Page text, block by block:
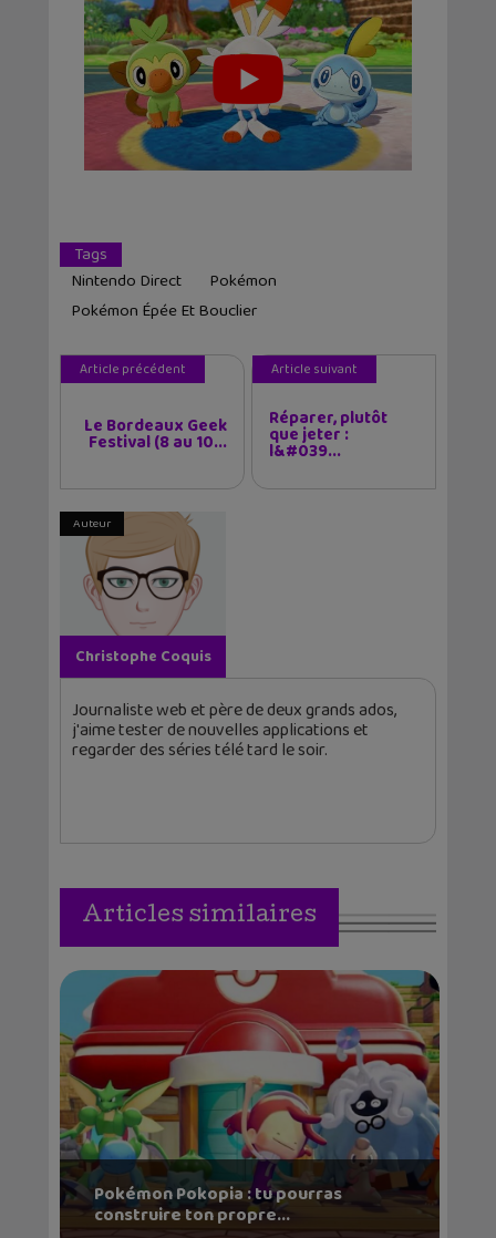
Tags
Nintendo Direct
Pokémon
Pokémon Épée Et Bouclier
Article précédent
Le Bordeaux Geek
Festival (8 au 10...
Article suivant
Réparer, plutôt
que jeter :
l&#039...
Auteur
Christophe Coquis
Journaliste web et père de deux grands ados,
j'aime tester de nouvelles applications et
regarder des séries télé tard le soir.
Articles similaires
Pokémon Pokopia : tu pourras
construire ton propre...